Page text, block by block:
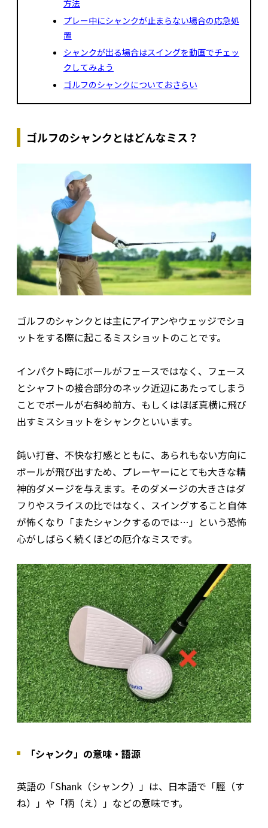
方法
プレー中にシャンクが止まらない場合の応急処
置
シャンクが出る場合はスイングを動画でチェッ
クしてみよう
ゴルフのシャンクについておさらい
ゴルフのシャンクとはどんなミス？
ゴルフのシャンクとは主にアイアンやウェッジでショ
ットをする際に起こるミスショットのことです。
インパクト時にボールがフェースではなく、フェース
とシャフトの接合部分のネック近辺にあたってしまう
ことでボールが右斜め前方、もしくはほぼ真横に飛び
出すミスショットをシャンクといいます。
鈍い打音、不快な打感とともに、あられもない方向に
ボールが飛び出すため、プレーヤーにとても大きな精
神的ダメージを与えます。そのダメージの大きさはダ
フりやスライスの比ではなく、スイングすること自体
が怖くなり「またシャンクするのでは…」という恐怖
心がしばらく続くほどの厄介なミスです。
「シャンク」の意味・語源
英語の「Shank（シャンク）」は、日本語で「脛（す
ね）」や「柄（え）」などの意味です。